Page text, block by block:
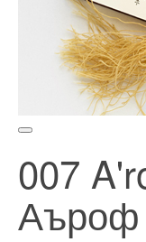
007
Аъроф